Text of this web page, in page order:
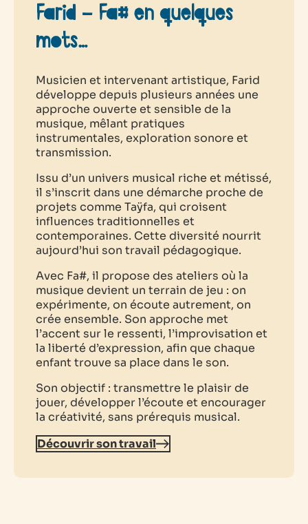
Farid – Fa# en quelques
mots…
Musicien et intervenant artistique, Farid
développe depuis plusieurs années une
approche ouverte et sensible de la
musique, mêlant pratiques
instrumentales, exploration sonore et
transmission.
Issu d’un univers musical riche et métissé,
il s’inscrit dans une démarche proche de
projets comme Taÿfa, qui croisent
influences traditionnelles et
contemporaines. Cette diversité nourrit
aujourd’hui son travail pédagogique.
Avec Fa#, il propose des ateliers où la
musique devient un terrain de jeu : on
expérimente, on écoute autrement, on
crée ensemble. Son approche met
l’accent sur le ressenti, l’improvisation et
la liberté d’expression, afin que chaque
enfant trouve sa place dans le son.
Son objectif : transmettre le plaisir de
jouer, développer l’écoute et encourager
la créativité, sans prérequis musical.
Découvrir son travail